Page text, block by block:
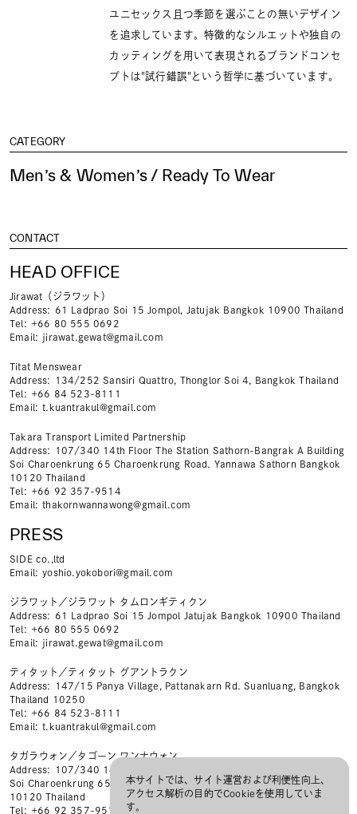
ユニセックス且つ季節を選ぶことの無いデザイン
を追求しています。特徴的なシルエットや独自の
カッティングを用いて表現されるブランドコンセ
プトは"試行錯誤"という哲学に基づいています。
CATEGORY
Men’s & Women’s / Ready To Wear
CONTACT
HEAD OFFICE
Jirawat（ジラワット）
Address
61 Ladprao Soi 15 Jompol, Jatujak Bangkok 10900 Thailand
Tel
+66 80 555 0692
Email
jirawat.gewat@gmail.com
Titat Menswear
Address
134/252 Sansiri Quattro, Thonglor Soi 4, Bangkok Thailand
Tel
+66 84 523-8111
Email
t.kuantrakul@gmail.com
Takara Transport Limited Partnership
Address
107/340 14th Floor The Station Sathorn-Bangrak A Building
Soi Charoenkrung 65 Charoenkrung Road. Yannawa Sathorn Bangkok
10120 Thailand
Tel
+66 92 357-9514
Email
thakornwannawong@gmail.com
PRESS
SIDE co.,ltd
Email
yoshio.yokobori@gmail.com
ジラワット／ジラワット タムロンギティクン
Address
61 Ladprao Soi 15 Jompol Jatujak Bangkok 10900 Thailand
Tel
+66 80 555 0692
Email
jirawat.gewat@gmail.com
ティタット／ティタット グアントラクン
Address
147/15 Panya Village, Pattanakarn Rd. Suanluang, Bangkok
Thailand 10250
Tel
+66 84 523-8111
Email
t.kuantrakul@gmail.com
タガラウォン／タゴーン ワンナウォン
Address
107/340 14th Floor The Station Sathorn-Bangrak A Building
Soi Charoenkrung 65 Charoenkrung Road. Yannawa Sathorn Bangkok
10120 Thailand
Tel
+66 92 357-9514
本サイトでは、サイト運営および利便性向上、
アクセス解析の目的でCookieを使用していま
す。